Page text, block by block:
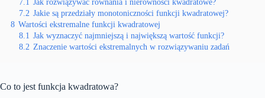
7.1 Jak rozwiązywać równania i nierówności kwadratowe?
7.2 Jakie są przedziały monotoniczności funkcji kwadratowej?
8 Wartości ekstremalne funkcji kwadratowej
8.1 Jak wyznaczyć najmniejszą i największą wartość funkcji?
8.2 Znaczenie wartości ekstremalnych w rozwiązywaniu zadań
Co to jest funkcja kwadratowa?